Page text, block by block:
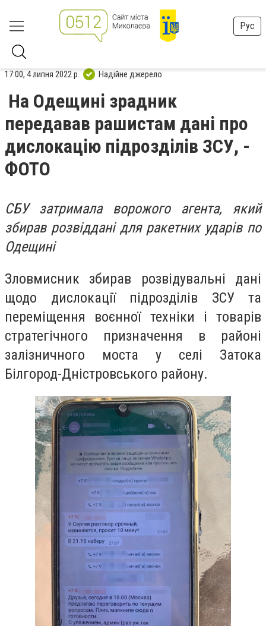
Рус
17:00, 4 липня 2022 р. Надійне джерело
На Одещині зрадник
передавав рашистам дані про
дислокацію підрозділів ЗСУ, -
ФОТО
СБУ затримала ворожого агента, який
збирав розвіддані для ракетних ударів по
Одещині
Зловмисник збирав розвідувальні дані
щодо дислокації підрозділів ЗСУ та
переміщення воєнної техніки і товарів
стратегічного призначення в районі
залізничного моста у селі Затока
Білгород-Дністровського району.